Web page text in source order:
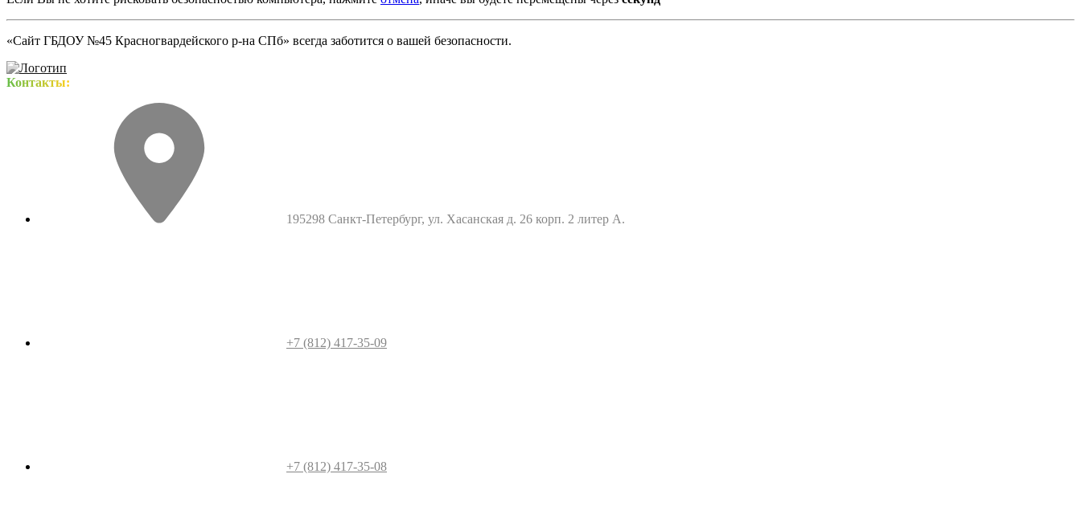
«Сайт ГБДОУ №45 Красногвардейского р-на СПб» всегда заботится о вашей безопасности.
Контакты:
195298 Санкт-Петербург, ул. Хасанская д. 26 корп. 2 литер А.
+7 (812) 417-35-09
+7 (812) 417-35-08